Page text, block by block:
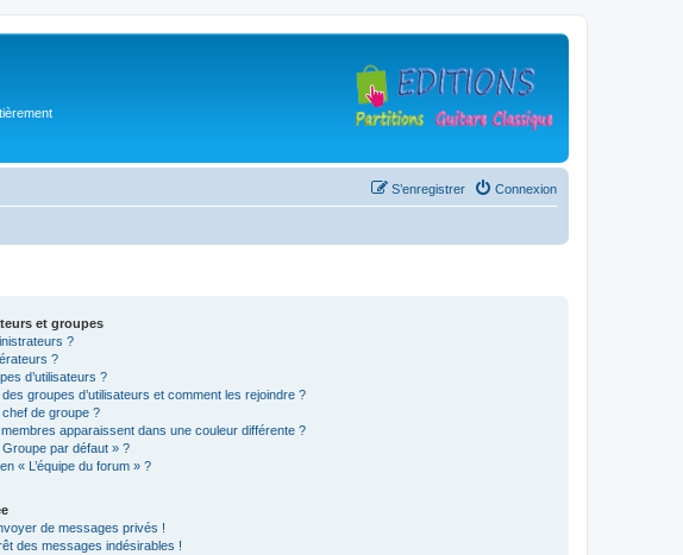
Connexion
S’enregistrer
et groupes
?
?
d’utilisateurs ?
groupes d’utilisateurs et comment les rejoindre ?
de groupe ?
apparaissent dans une couleur différente ?
Groupe par défaut » ?
« L’équipe du forum » ?
de messages privés !
des messages indésirables !